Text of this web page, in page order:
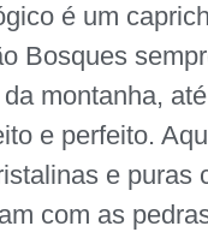
é um
Bosques
montanha,
e perfeito.
e puras
com as